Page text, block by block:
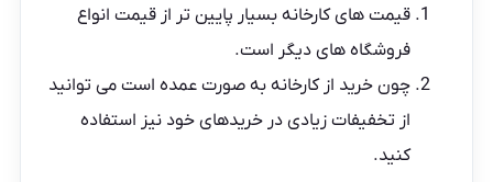
قیمت های کارخانه بسیار پایین تر از قیمت انواع
فروشگاه های دیگر است.
چون خرید از کارخانه به صورت عمده است می توانید
از تخفیفات زیادی در خریدهای خود نیز استفاده
کنید.